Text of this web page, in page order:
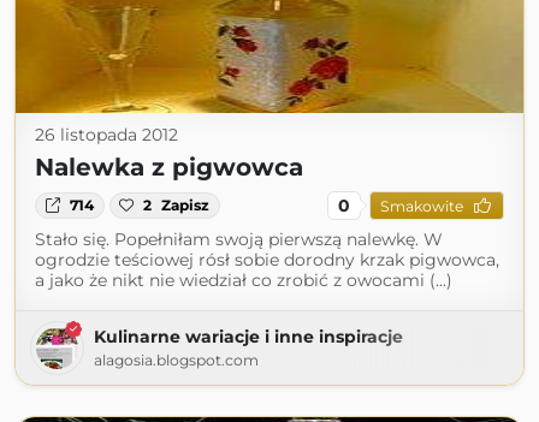
26 listopada 2012
Nalewka z pigwowca
714 2 Zapisz 0 Smakowite
Stało się. Popełniłam swoją pierwszą nalewkę. W
ogrodzie teściowej rósł sobie dorodny krzak pigwowca,
a jako że nikt nie wiedział co zrobić z owocami (...)
Kulinarne wariacje i inne inspiracje
alagosia.blogspot.com